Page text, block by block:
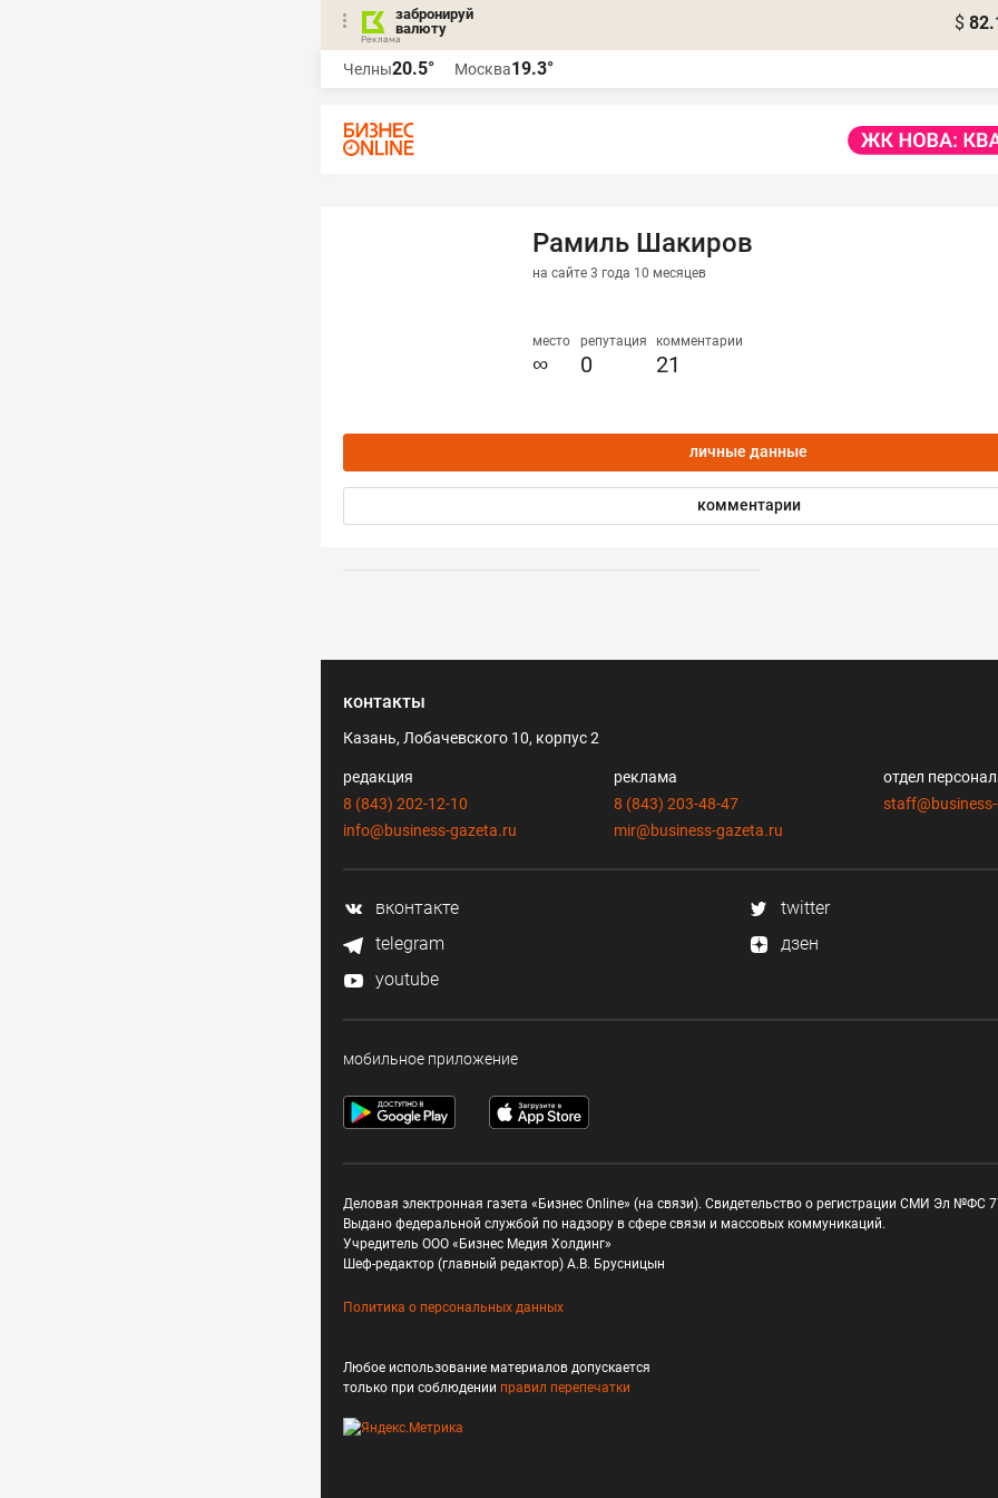
забронируй
валюту
$
Челны20.5° Москва19.3°
Рамиль Шакиров
на сайте 3 года 10 месяцев
место
∞
репутация
0
комментарии
21
личные данные
комментарии
контакты
Казань, Лобачевского 10, корпус 2
редакция
8 (843) 202-12-10
info@business-gazeta.ru
реклама
8 (843) 203-48-47
mir@business-gazeta.ru
отдел
вконтакте
twitter
telegram
дзен
youtube
мобильное приложение
Деловая электронная газета «Бизнес Online» (на связи). Свидетельство о регистрации СМИ Эл №ФС
Выдано федеральной службой по надзору в сфере связи и массовых коммуникаций.
Учредитель ООО «Бизнес Медия Холдинг»
Шеф-редактор (главный редактор) А.В. Брусницын
Политика о персональных данных
Любое использование материалов допускается
только при соблюдении правил перепечатки